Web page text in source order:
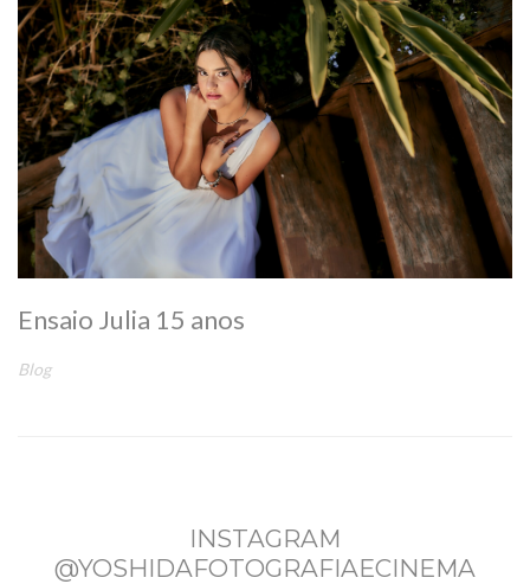
Ensaio Julia 15 anos
Blog
INSTAGRAM
@YOSHIDAFOTOGRAFIAECINEMA